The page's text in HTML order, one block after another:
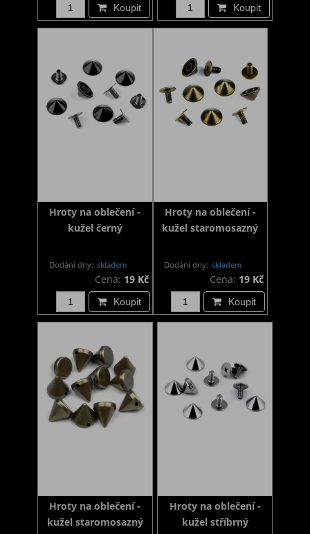
Koupit Koupit
Hroty na oblečení -
kužel černý
Dodání dny: skladem
Cena: 19 Kč
Koupit
Hroty na oblečení -
kužel staromosazný
Dodání dny: skladem
Cena: 19 Kč
Koupit
Hroty na oblečení -
kužel staromosazný
Hroty na oblečení -
kužel stříbrný